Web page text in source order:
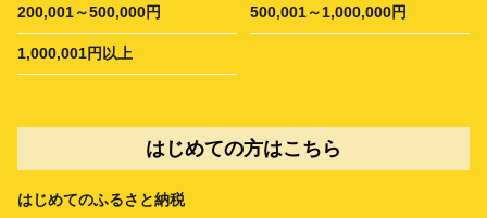
200,001～500,000円 500,001～1,000,000円
1,000,001円以上
はじめての方はこちら
はじめてのふるさと納税